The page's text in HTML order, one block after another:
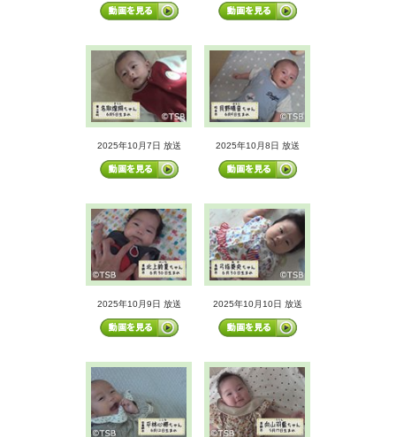
2025年10月7日 放送 2025年10月8日 放送
2025年10月9日 放送 2025年10月10日 放送